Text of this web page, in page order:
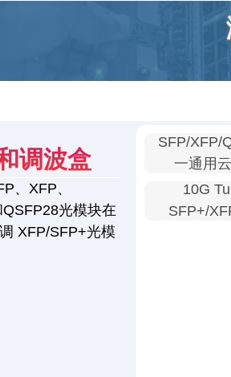
调波盒
、XFP、
光模块在
XFP/SFP+光模
SFP/XFP/
一通用
10G
SFP+/